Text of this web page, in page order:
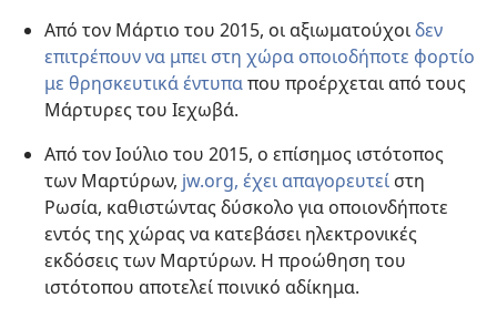
Από τον Μάρτιο του 2015, οι αξιωματούχοιδεν
επιτρέπουν να μπει στη χώρα οποιοδήποτε φορτίο
με θρησκευτικά έντυπαπου προέρχεται από τους
Μάρτυρες του Ιεχωβά.
Από τον Ιούλιο του 2015, ο επίσημος ιστότοπος
των Μαρτύρων, jw.org, έχει απαγορευτεί στη
Ρωσία, καθιστώντας δύσκολο για οποιονδήποτε
εντός της χώρας να κατεβάσει ηλεκτρονικές
εκδόσεις των Μαρτύρων. Η προώθηση του
ιστότοπου αποτελεί ποινικό αδίκημα.